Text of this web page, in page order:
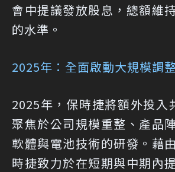
會中提議發放股息，總額維
的水準。
2025年：全面啟動大規模調
2025年，保時捷將額外投入
聚焦於公司規模重整、產品
軟體與電池技術的研發。藉
時捷致力於在短期與中期內